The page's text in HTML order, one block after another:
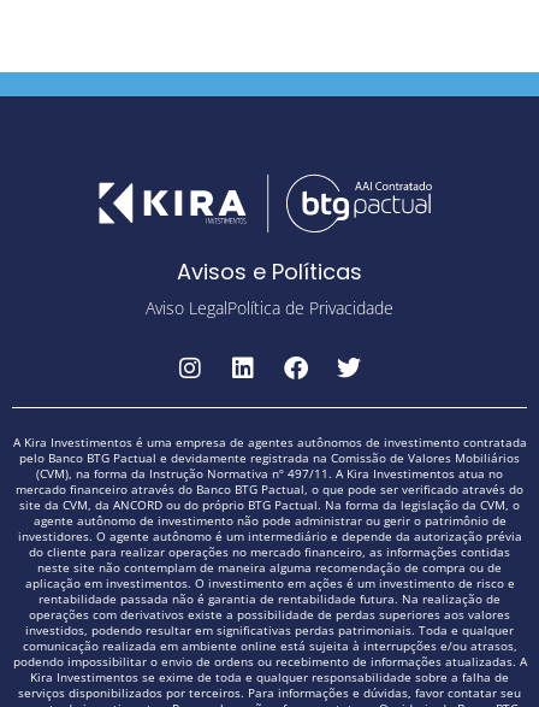
Avisos e Políticas
Aviso LegalPolítica de Privacidade
A Kira Investimentos é uma empresa de agentes autônomos de investimento contratada
pelo Banco BTG Pactual e devidamente registrada na Comissão de Valores Mobiliários
(CVM), na forma da Instrução Normativa nº 497/11. A Kira Investimentos atua no
mercado financeiro através do Banco BTG Pactual, o que pode ser verificado através do
site da CVM, da ANCORD ou do próprio BTG Pactual. Na forma da legislação da CVM, o
agente autônomo de investimento não pode administrar ou gerir o patrimônio de
investidores. O agente autônomo é um intermediário e depende da autorização prévia
do cliente para realizar operações no mercado financeiro, as informações contidas
neste site não contemplam de maneira alguma recomendação de compra ou de
aplicação em investimentos. O investimento em ações é um investimento de risco e
rentabilidade passada não é garantia de rentabilidade futura. Na realização de
operações com derivativos existe a possibilidade de perdas superiores aos valores
investidos, podendo resultar em significativas perdas patrimoniais. Toda e qualquer
comunicação realizada em ambiente online está sujeita à interrupções e/ou atrasos,
podendo impossibilitar o envio de ordens ou recebimento de informações atualizadas. A
Kira Investimentos se exime de toda e qualquer responsabilidade sobre a falha de
serviços disponibilizados por terceiros. Para informações e dúvidas, favor contatar seu